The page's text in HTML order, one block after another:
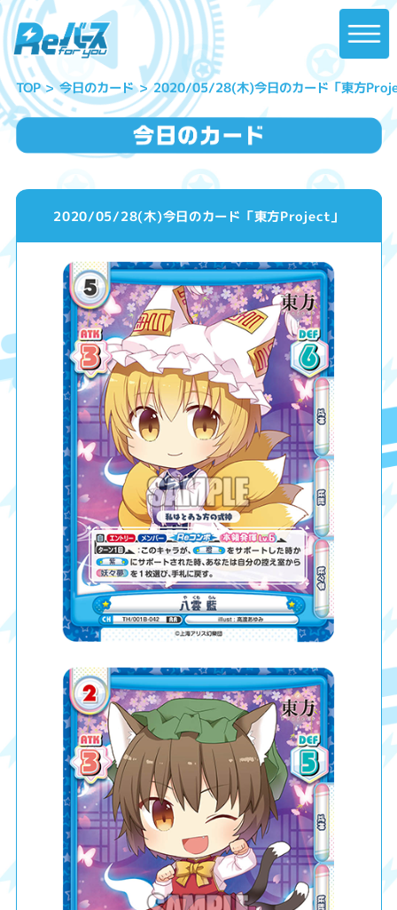
TOP 今日のカード 2020/05/28(木)今日のカード「東方
2020/05/28(木)今日のカード「東方Project」